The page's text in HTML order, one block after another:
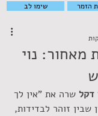
שימו לב
הזמר
מאחור: נוי
דקל שרה את "אין לך
שבין זוהר לבדידות,